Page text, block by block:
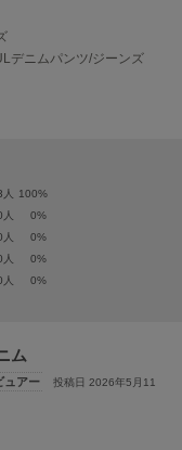
デニムパンツ/ジーンズ
人
100%
人
0%
人
0%
人
0%
人
0%
ム
ュアー
投稿日 2026年5月11